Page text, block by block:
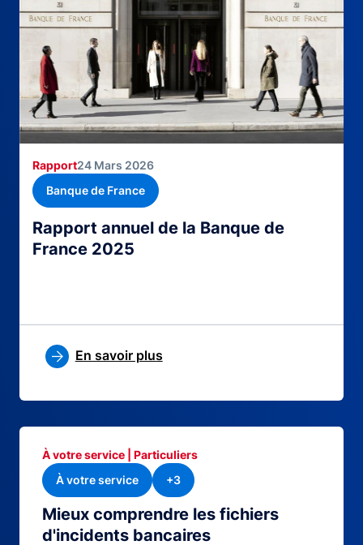
Rapport annuel de la Banque de
France 2025
Rapport24 Mars 2026
Banque de France
En savoir plus
Mieux comprendre les fichiers
d'incidents bancaires
À votre service | Particuliers
À votre service
+3